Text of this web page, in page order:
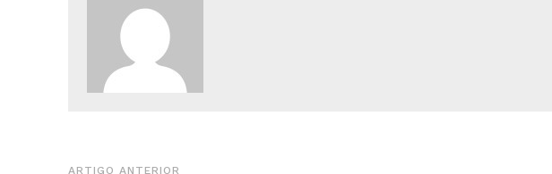
ARTIGO ANTERIOR